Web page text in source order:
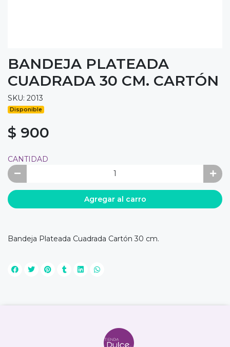
BANDEJA PLATEADA
CUADRADA 30 CM. CARTÓN
SKU: 2013
Disponible
$ 900
CANTIDAD
Agregar al carro
Bandeja Plateada Cuadrada Cartón 30 cm.